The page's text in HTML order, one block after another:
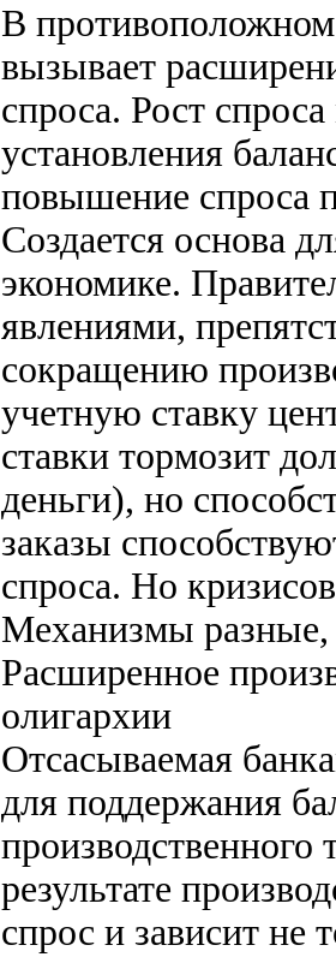
В
вызывает
спроса. Рост
установления
повышение спроса
Создается основа
экономике.
явлениями,
сокращению
учетную ставку
ставки тормозит
деньги), но
заказы
спроса. Но
Механизмы разные,
Расширенное
олигархии
Отсасываемая
для поддержания
производственного
результате
спрос и зависит не